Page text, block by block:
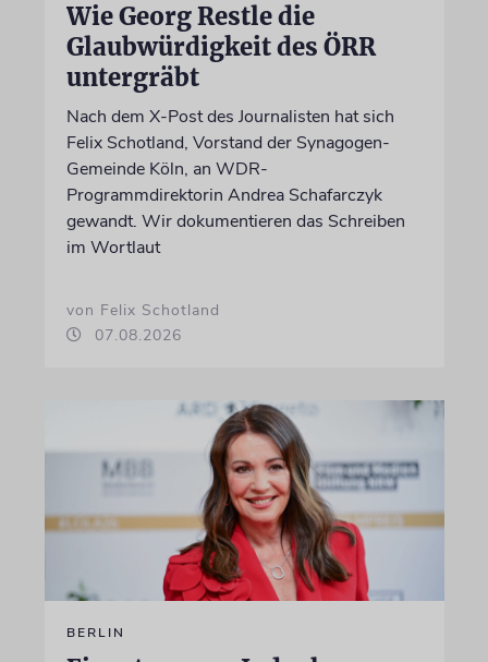
Wie Georg Restle die
Glaubwürdigkeit des ÖRR
untergräbt
Nach dem X-Post des Journalisten hat sich
Felix Schotland, Vorstand der Synagogen-
Gemeinde Köln, an WDR-
Programmdirektorin Andrea Schafarczyk
gewandt. Wir dokumentieren das Schreiben
im Wortlaut
von Felix Schotland
07.08.2026
BERLIN